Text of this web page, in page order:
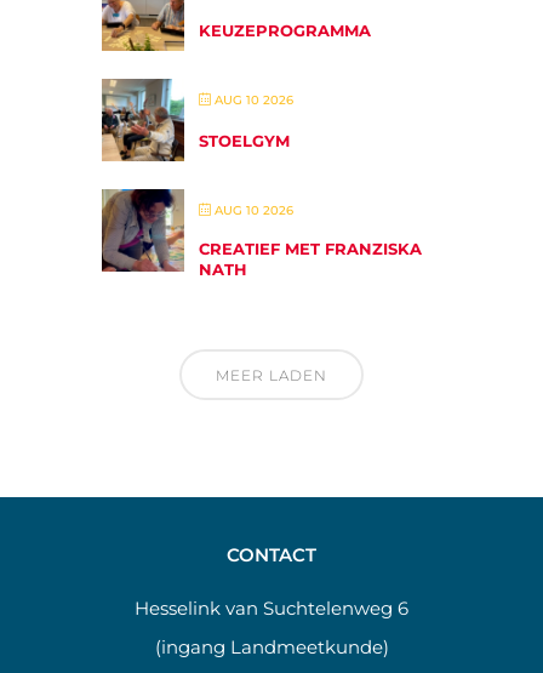
KEUZEPROGRAMMA
AUG 10 2026
STOELGYM
AUG 10 2026
CREATIEF MET FRANZISKA
NATH
MEER LADEN
CONTACT
Hesselink van Suchtelenweg 6
(ingang Landmeetkunde)